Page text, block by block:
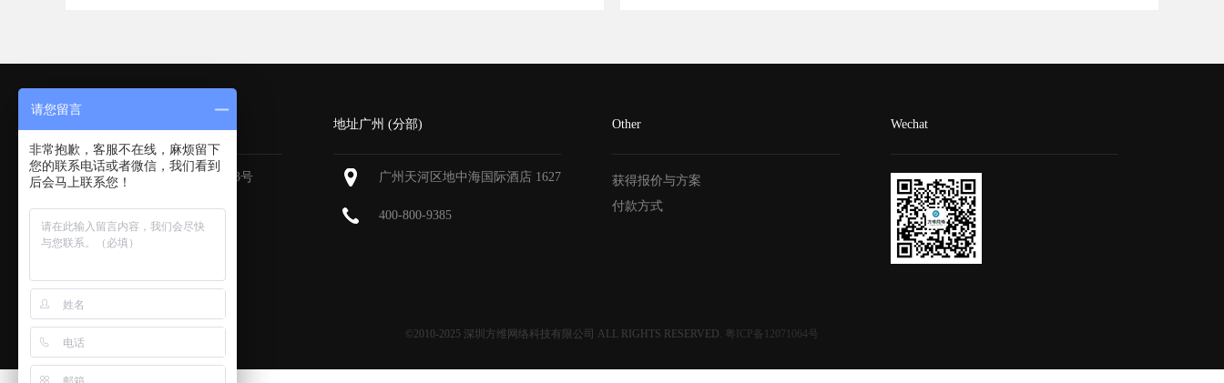
深圳福田区深南大道6013号
400-800-9385
地址广州 (分部)
广州天河区地中海国际酒店 1627
400-800-9385
Other
获得报价与方案
付款方式
Wechat
©2010-2025 深圳方维网络科技有限公司 ALL RIGHTS RESERVED. 粤ICP备12071064号
请您留言
非常抱歉，客服不在线，麻烦留下
您的联系电话或者微信，我们看到
后会马上联系您！